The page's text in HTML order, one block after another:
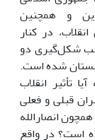
و همچنین
در کنار
شکل‌گیری دو
شده است.
تأثیر انقلاب
قبلی و فعلی
انصارالله
است؟ در واقع